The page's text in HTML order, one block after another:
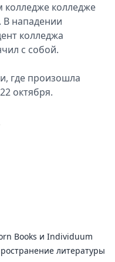
колледже колледже
нападении
колледжа
с собой.
где произошла
октября.
Books и Individuum
литературы